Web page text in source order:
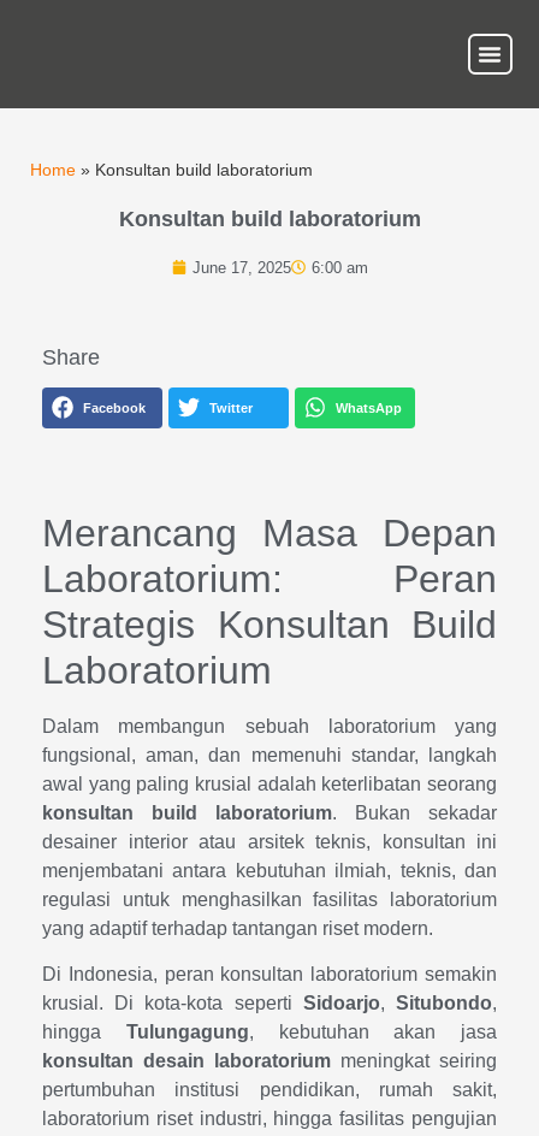
Home » Konsultan build laboratorium
Konsultan build laboratorium
June 17, 2025 6:00 am
Share
Facebook Twitter WhatsApp
Merancang Masa Depan
Laboratorium: Peran
Strategis Konsultan Build
Laboratorium
Dalam membangun sebuah laboratorium yang
fungsional, aman, dan memenuhi standar, langkah
awal yang paling krusial adalah keterlibatan seorang
konsultan build laboratorium. Bukan sekadar
desainer interior atau arsitek teknis, konsultan ini
menjembatani antara kebutuhan ilmiah, teknis, dan
regulasi untuk menghasilkan fasilitas laboratorium
yang adaptif terhadap tantangan riset modern.
Di Indonesia, peran konsultan laboratorium semakin
krusial. Di kota-kota seperti Sidoarjo,Situbondo,
hingga Tulungagung, kebutuhan akan jasa
konsultan desain laboratorium meningkat seiring
pertumbuhan institusi pendidikan, rumah sakit,
laboratorium riset industri, hingga fasilitas pengujian